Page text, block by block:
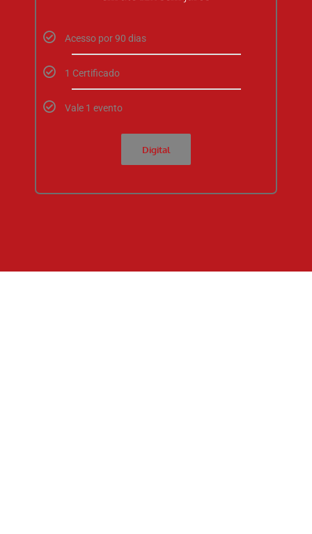
Acesso por 90 dias
1 Certificado
Vale 1 evento
Digital